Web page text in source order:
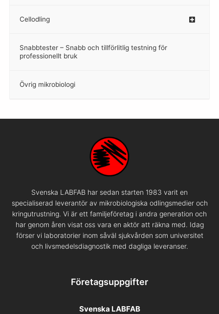
Cellodling
–
Snabbtester – Snabb och tillförlitlig testning för
professionellt bruk
–
Övrig mikrobiologi
–
Svenska LABFAB har sedan starten 1983 varit en
specialiserad leverantör av mikrobiologiska odlingsmedier och
kringutrustning. Vi är ett familjeföretag i andra generation och
har genom åren visat oss vara en aktör att räkna med. Idag
förser vi laboratorier inom såväl sjukvården som universitet
och livsmedelsdiagnostik med dagliga leveranser.
Företagsuppgifter
Svenska LABFAB